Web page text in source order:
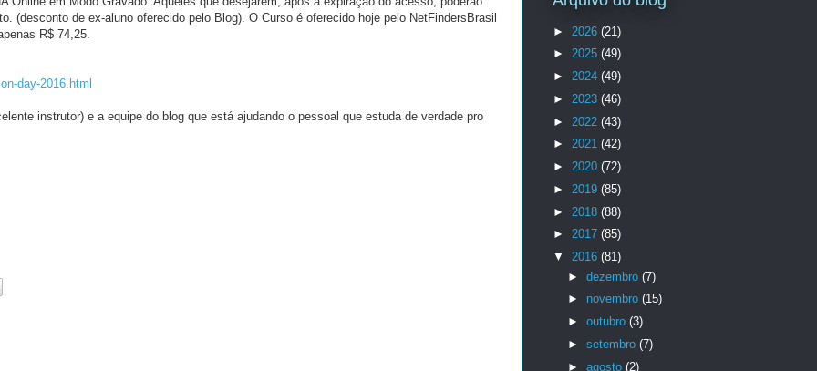
(desconto de ex-aluno oferecido pelo Blog). O Curso é oferecido hoje pelo NetFindersBrasil
R$ 74,25.
day-2016.html
instrutor) e a equipe do blog que está ajudando o pessoal que estuda de verdade pro
► 2026 (21)
► 2025 (49)
► 2024 (49)
► 2023 (46)
► 2022 (43)
► 2021 (42)
► 2020 (72)
► 2019 (85)
► 2018 (88)
► 2017 (85)
▼ 2016 (81)
► dezembro (7)
► novembro (15)
► outubro (3)
► setembro (7)
► agosto (2)